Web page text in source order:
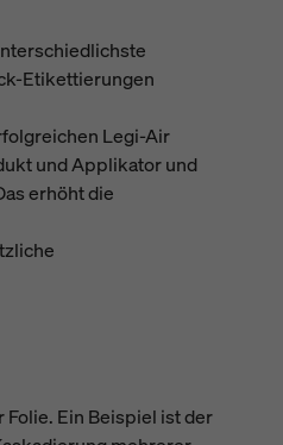
Etikettierungen
Legi-Air
und Applikator und
erhöht die
Ein Beispiel ist der